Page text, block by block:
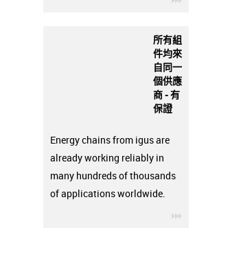
所有組
件均來
自同一
個供應
商 - 有
保證
Energy chains from igus are
already working reliably in
many hundreds of thousands
of applications worldwide.